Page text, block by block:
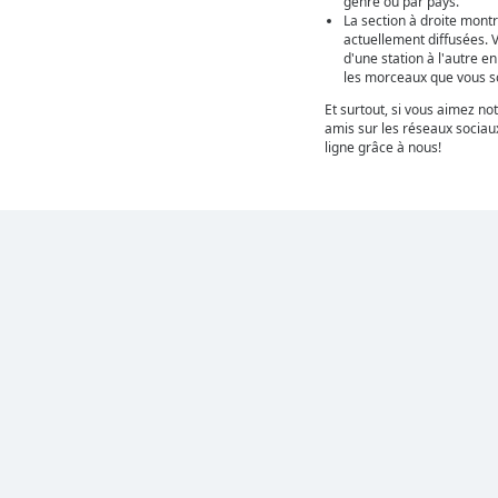
La section à droite
actuellement diffusées.
d'une station à l'autre
les morceaux que vous
Et surtout, si vous aimez
amis sur les réseaux
ligne grâce à nous!